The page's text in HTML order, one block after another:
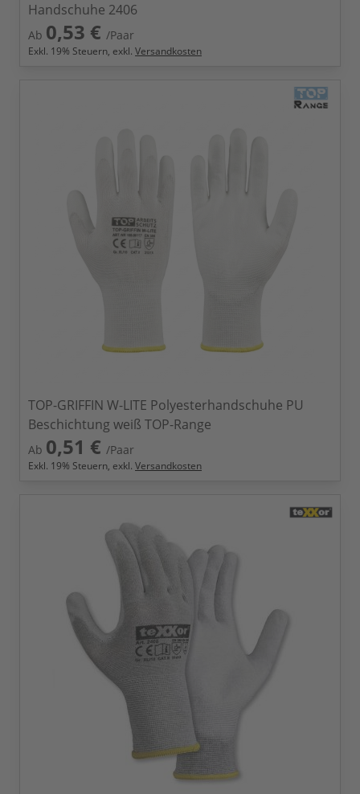
Handschuhe 2406
Ab 0,53 € /Paar
Exkl. 19% Steuern, exkl. Versandkosten
TOP-GRIFFIN W-LITE Polyesterhandschuhe PU
Beschichtung weiß TOP-Range
Ab 0,51 € /Paar
Exkl. 19% Steuern, exkl. Versandkosten